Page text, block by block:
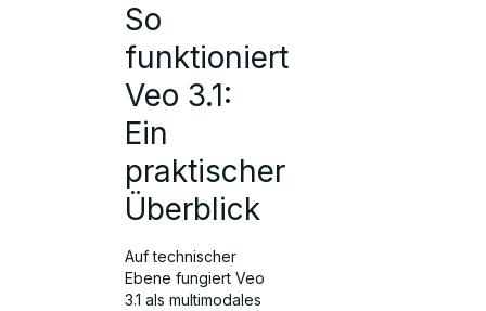
So
funktioniert
Veo 3.1:
Ein
praktischer
Überblick
Auf technischer
Ebene fungiert Veo
3.1 als multimodales